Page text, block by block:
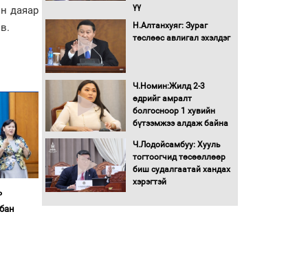
даяар
Хөвсгөл нуурын лусыг
тахих төрийн тахилгын
“Хар жагсаалт”-ын
асуудлыг цэгцлэх
чиглэлээр
Монголбанкны
хугацаатай үүрэг өглөө
Ерөнхий сайд Н.Учрал
олимпиадын хүрээнд
үү
Н.Алтанхуяг: Зураг
төслөөс авлигал эхэлдэг
Ч.Номин:Жилд 2-3
өдрийг амралт
болгосноор 1 хувийн
бүтээмжээ алдаж байна
Ч.Лодойсамбуу: Хууль
тогтоогчид төсөөллөөр
биш судалгаатай хандах
хэрэгтэй